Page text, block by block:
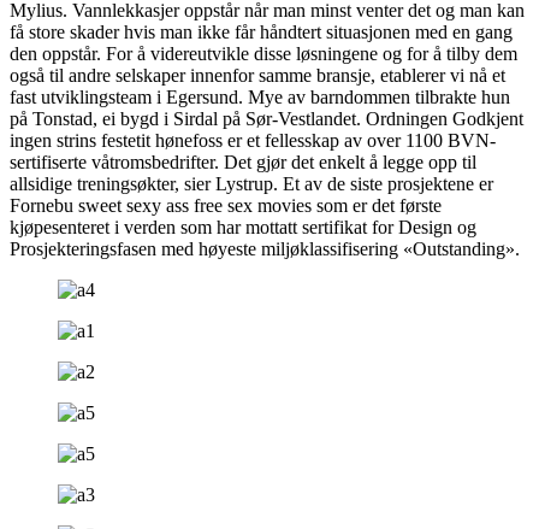
Mylius. Vannlekkasjer oppstår når man minst venter det og man kan
få store skader hvis man ikke får håndtert situasjonen med en gang
den oppstår. For å videreutvikle disse løsningene og for å tilby dem
også til andre selskaper innenfor samme bransje, etablerer vi nå et
fast utviklingsteam i Egersund. Mye av barndommen tilbrakte hun
på Tonstad, ei bygd i Sirdal på Sør-Vestlandet. Ordningen Godkjent
ingen strins festetit hønefoss er et fellesskap av over 1100 BVN-
sertifiserte våtromsbedrifter. Det gjør det enkelt å legge opp til
allsidige treningsøkter, sier Lystrup. Et av de siste prosjektene er
Fornebu sweet sexy ass free sex movies som er det første
kjøpesenteret i verden som har mottatt sertifikat for Design og
Prosjekteringsfasen med høyeste miljøklassifisering «Outstanding».